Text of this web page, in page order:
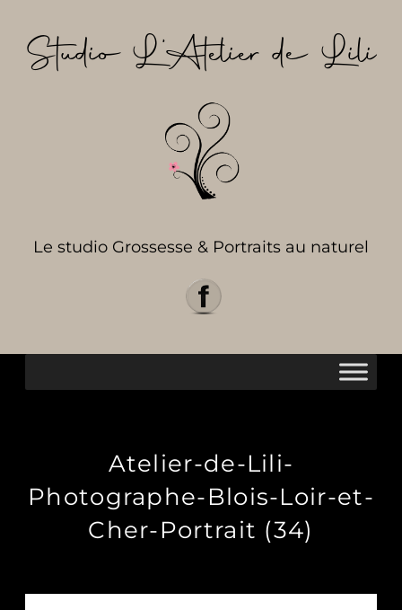
contenu
Studio L’Atelier de Lili
Le studio Grossesse & Portraits au naturel
Atelier-de-Lili-
Photographe-Blois-Loir-et-
Cher-Portrait (34)